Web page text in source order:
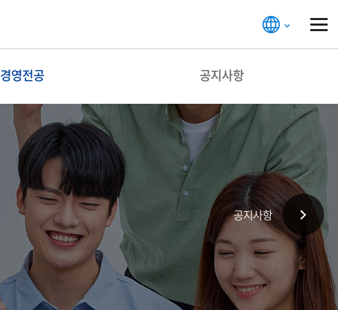
영전공 공지사항
공지사항